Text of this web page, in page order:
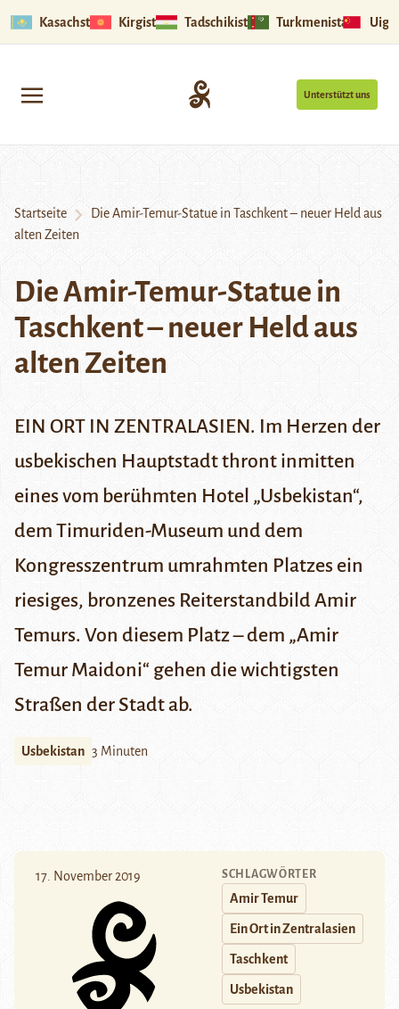
Kasachstan Kirgistan Tadschikistan Turkmenistan
Unterstützt uns
Startseite
Die Amir-Temur-Statue in Taschkent – neuer Held aus
alten Zeiten
Die Amir-Temur-Statue in
Taschkent – neuer Held aus
alten Zeiten
EIN ORT IN ZENTRALASIEN. Im Herzen der
usbekischen Hauptstadt thront inmitten
eines vom berühmten Hotel „Usbekistan“,
dem Timuriden-Museum und dem
Kongresszentrum umrahmten Platzes ein
riesiges, bronzenes Reiterstandbild Amir
Temurs. Von diesem Platz – dem „Amir
Temur Maidoni“ gehen die wichtigsten
Straßen der Stadt ab.
Usbekistan 3 Minuten
17. November 2019 SCHLAGWÖRTER
Amir Temur
Ein Ort in Zentralasien
Taschkent
Usbekistan